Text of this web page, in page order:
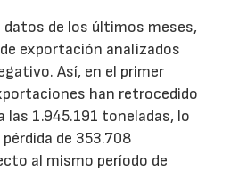
datos de los últimos meses,
exportación analizados
Así, en el primer
han retrocedido
las 1.945.191 toneladas, lo
de 353.708
al mismo período de